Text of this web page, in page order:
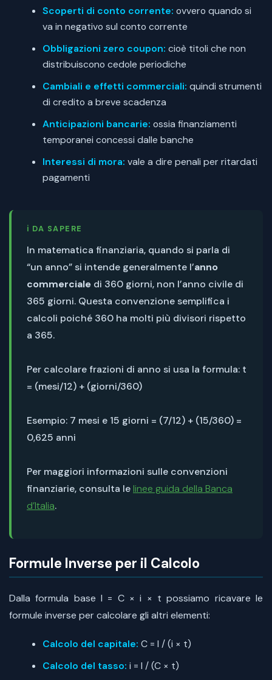
Scoperti di conto corrente: ovvero quando si
va in negativo sul conto corrente
Obbligazioni zero coupon: cioè titoli che non
distribuiscono cedole periodiche
Cambiali e effetti commerciali: quindi strumenti
di credito a breve scadenza
Anticipazioni bancarie: ossia finanziamenti
temporanei concessi dalle banche
Interessi di mora: vale a dire penali per ritardati
pagamenti
ℹ️ DA SAPERE
In matematica finanziaria, quando si parla di
“un anno” si intende generalmente l’anno
commerciale di 360 giorni, non l’anno civile di
365 giorni. Questa convenzione semplifica i
calcoli poiché 360 ha molti più divisori rispetto
a 365.
Per calcolare frazioni di anno si usa la formula: t
= (mesi/12) + (giorni/360)
Esempio: 7 mesi e 15 giorni = (7/12) + (15/360) =
0,625 anni
Per maggiori informazioni sulle convenzioni
finanziarie, consulta lelinee guida della Banca
d’Italia.
Formule Inverse per il Calcolo
Dalla formula base I = C × i × t possiamo ricavare le
formule inverse per calcolare gli altri elementi:
Calcolo del capitale: C = I / (i × t)
Calcolo del tasso: i = I / (C × t)